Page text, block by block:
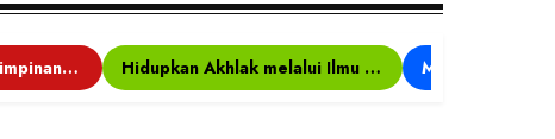
Bina Karakter, Kepemimpinan, dan Kemandirian, 117 Peserta Ikuti Alfaro Camp di MAN 1 Darussalam Ciamis Hidupkan Akhlak melalui Ilmu yang Diamalkan